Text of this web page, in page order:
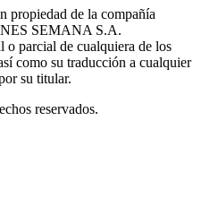
propiedad de la compañía
SEMANA S.A.
o parcial de cualquiera de los
como su traducción a cualquier
su titular.
reservados.